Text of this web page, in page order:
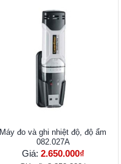
Máy đo và ghi nhiệt độ, độ ẩm
082.027A
Giá: 2.650.000₫